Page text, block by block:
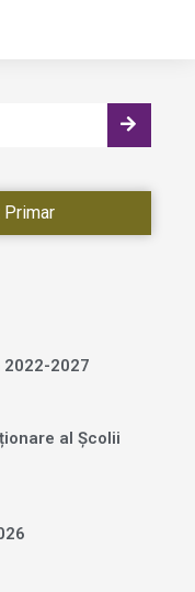
Primar
2027
al Școlii